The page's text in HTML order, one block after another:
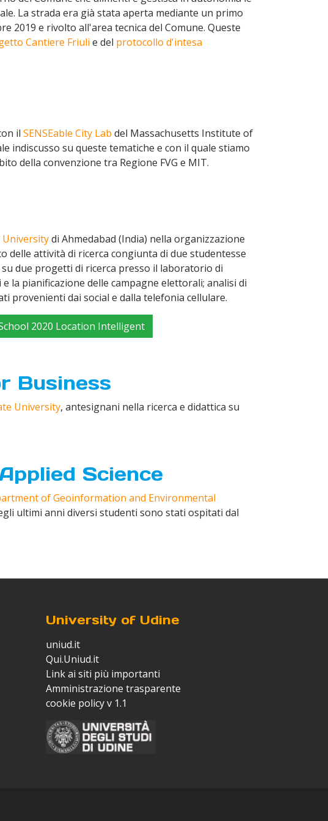
La strada era già stata aperta mediante un primo
2019 e rivolto all'area tecnica del Comune. Queste
Cantiere Friuli e del protocollo d'intesa
il SENSEable City Lab del Massachusetts Institute of
indiscusso su queste tematiche e con il quale stiamo
della convenzione tra Regione FVG e MIT.
Universitydi Ahmedabad (India) nella organizzazione
delle attività di ricerca congiunta di due studentesse
due progetti di ricerca presso il laboratorio di
la pianificazione delle campagne elettorali; analisi di
provenienti dai social e dalla telefonia cellulare.
2020 Location Intelligent
Business
University, antesignani nella ricerca e didattica su
Science
of Geoinformation and Environmental
ultimi anni diversi studenti sono stati ospitati dal
University of Udine
uniud.it
Qui.Uniud.it
Link ai siti più importanti
Amministrazione trasparente
cookie policy v 1.1